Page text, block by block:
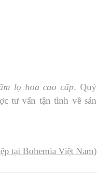
lọ hoa cao cấp. Quý
tư vấn tận tình về sản
tại Bohemia Việt Nam)